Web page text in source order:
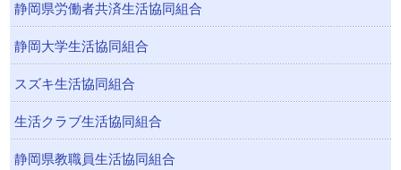
静岡県労働者共済生活協同組合
静岡大学生活協同組合
スズキ生活協同組合
生活クラブ生活協同組合
静岡県教職員生活協同組合